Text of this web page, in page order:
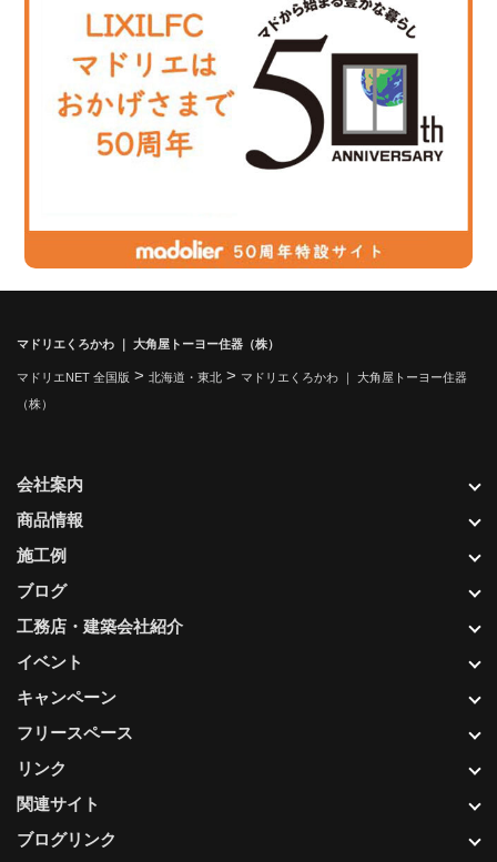
マドリエくろかわ ｜ 大角屋トーヨー住器（株）
マドリエNET 全国版 > 北海道・東北 > マドリエくろかわ ｜ 大角屋トーヨー住器
（株）
会社案内
商品情報
施工例
ブログ
工務店・建築会社紹介
イベント
キャンペーン
フリースペース
リンク
関連サイト
ブログリンク